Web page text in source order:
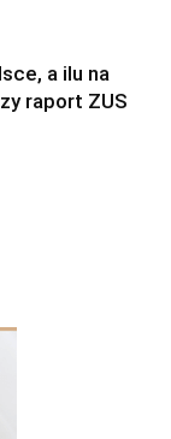
a ilu na
raport ZUS